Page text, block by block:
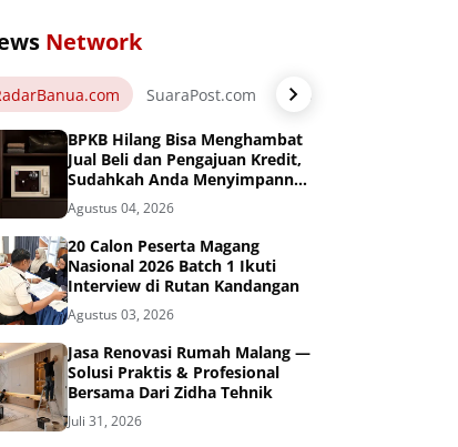
Network
SuaraPost.com NarasiNews.com
BPKB Hilang Bisa Menghambat
Jual Beli dan Pengajuan Kredit,
Sudahkah Anda Menyimpannya
di Brankas BPKB?
Agustus 04, 2026
20 Calon Peserta Magang
Nasional 2026 Batch 1 Ikuti
Interview di Rutan Kandangan
Agustus 03, 2026
Jasa Renovasi Rumah Malang —
Solusi Praktis & Profesional
Bersama Dari Zidha Tehnik
Juli 31, 2026